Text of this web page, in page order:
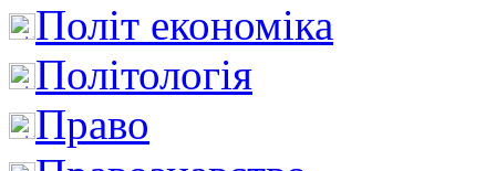
Політ економіка
Політологія
Право